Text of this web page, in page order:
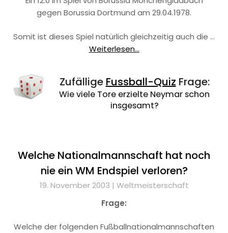
gegen Borussia Dortmund am 29.04.1978.
Somit ist dieses Spiel natürlich gleichzeitig auch die …
Weiterlesen...
Zufällige Fussball-Quiz Frage:
Wie viele Tore erzielte Neymar schon
insgesamt?
Welche Nationalmannschaft hat noch
nie ein WM Endspiel verloren?
19. November 2003 | Weltmeisterschaft
Frage:
Welche der folgenden Fußballnationalmannschaften